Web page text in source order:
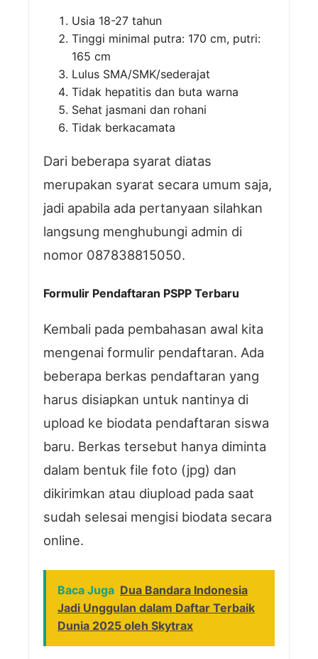
Usia 18-27 tahun
Tinggi minimal putra: 170 cm, putri:
165 cm
Lulus SMA/SMK/sederajat
Tidak hepatitis dan buta warna
Sehat jasmani dan rohani
Tidak berkacamata
Dari beberapa syarat diatas
merupakan syarat secara umum saja,
jadi apabila ada pertanyaan silahkan
langsung menghubungi admin di
nomor 087838815050.
Formulir Pendaftaran PSPP Terbaru
Kembali pada pembahasan awal kita
mengenai formulir pendaftaran. Ada
beberapa berkas pendaftaran yang
harus disiapkan untuk nantinya di
upload ke biodata pendaftaran siswa
baru. Berkas tersebut hanya diminta
dalam bentuk file foto (jpg) dan
dikirimkan atau diupload pada saat
sudah selesai mengisi biodata secara
online.
Baca Juga Dua Bandara Indonesia
Jadi Unggulan dalam Daftar Terbaik
Dunia 2025 oleh Skytrax